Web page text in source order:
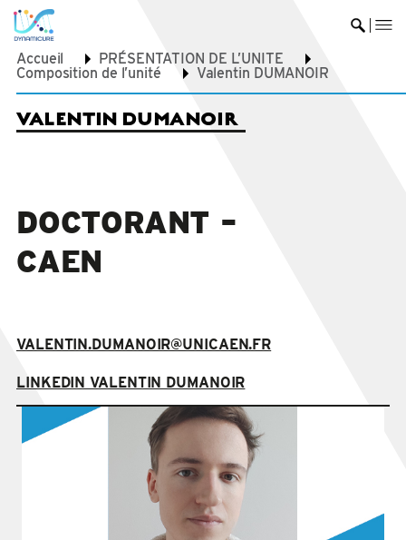
Accueil
PRÉSENTATION DE L’UNITE
Composition de l’unité
Valentin DUMANOIR
VALENTIN DUMANOIR
DOCTORANT –
CAEN
VALENTIN.DUMANOIR@UNICAEN.FR
LINKEDIN VALENTIN DUMANOIR